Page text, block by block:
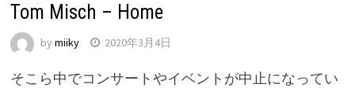
Tom Misch – Home
by miiky 2020年3月4日
そこら中でコンサートやイベントが中止になってい